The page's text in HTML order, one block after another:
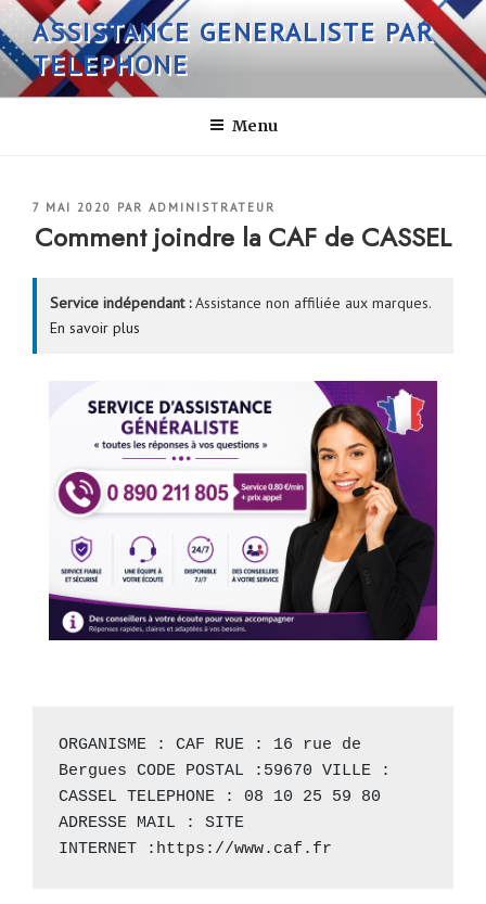
Aller
au
contenu
principal
ASSISTANCE GENERALISTE PAR
TELEPHONE
Menu
PUBLIÉ
LE
7 MAI 2020 PAR ADMINISTRATEUR
Comment joindre la CAF de CASSEL
Service indépendant :Assistance non affiliée aux marques.
En savoir plus
ORGANISME : CAF RUE : 16 rue de
Bergues CODE POSTAL :59670 VILLE :
CASSEL TELEPHONE : 08 10 25 59 80
ADRESSE MAIL : SITE
INTERNET : https://www.caf.fr